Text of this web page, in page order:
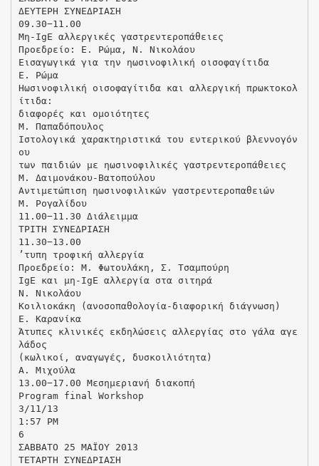
ΔΕΥΤΕΡΗ ΣΥΝΕΔΡΙΑΣΗ
09.30−11.00
Μη‐IgE αλλεργικές γαστρεντεροπάθειες
Προεδρείο: Ε. Ρώμα, Ν. Νικολάου
Εισαγωγικά για την ηωσινοφιλική οισοφαγίτιδα
Ε. Ρώμα
Ηωσινοφιλική οισοφαγίτιδα και αλλεργική πρωκτοκολ
ίτιδα:
διαφορές και ομοιότητες
Μ. Παπαδόπουλος
Ιστολογικά χαρακτηριστικά του εντερικού βλεννογόν
ου
των παιδιών με ηωσινοφιλικές γαστρεντεροπάθειες
Μ. Δαιμονάκου-Βατοπούλου
Αντιμετώπιση ηωσινοφιλικών γαστρεντεροπαθειών
Μ. Ρογαλίδου
11.00−11.30 Διάλειμμα
ΤΡΙΤΗ ΣΥΝΕΔΡΙΑΣΗ
11.30−13.00
ʼτυπη τροφική αλλεργία
Προεδρείο: Μ. Φωτουλάκη, Σ. Τσαμπούρη
IgE και μη-IgE αλλεργία στα σιτηρά
Ν. Νικολάου
Κοιλιοκάκη (ανοσοπαθολογία-διαφορική διάγνωση)
Ε. Καρανίκα
Άτυπες κλινικές εκδηλώσεις αλλεργίας στο γάλα αγε
λάδος
(κωλικοί, αναγωγές, δυσκοιλιότητα)
Α. Μιχούλα
13.00−17.00 Μεσημεριανή διακοπή
Program final Workshop
3/11/13
1:57 PM
6
ΣΑΒΒΑΤΟ 25 ΜΑΪΟΥ 2013
ΤΕΤΑΡΤΗ ΣΥΝΕΔΡΙΑΣΗ